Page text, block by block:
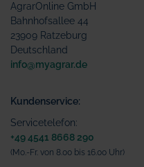
AgrarOnline GmbH
Bahnhofsallee 44
23909 Ratzeburg
Deutschland
info@myagrar.de
Kundenservice:
Servicetelefon:
+49 4541 8668 290
(Mo.-Fr. von 8.00 bis 16.00 Uhr)